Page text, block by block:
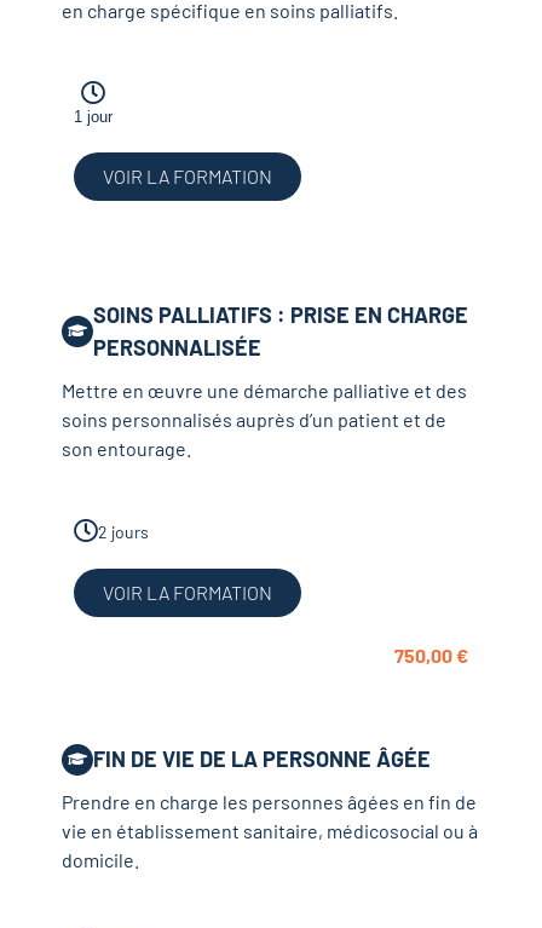
en charge spécifique en soins palliatifs.
1 jour
VOIR LA FORMATION
SOINS PALLIATIFS : PRISE EN CHARGE
PERSONNALISÉE
Mettre en œuvre une démarche palliative et des
soins personnalisés auprès d’un patient et de
son entourage.
2 jours
VOIR LA FORMATION
750,00€
FIN DE VIE DE LA PERSONNE ÂGÉE
Prendre en charge les personnes âgées en fin de
vie en établissement sanitaire, médicosocial ou à
domicile.